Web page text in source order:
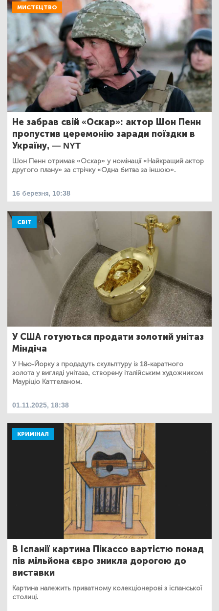
МИСТЕЦТВО
Не забрав свій «Оскар»: актор Шон Пенн
пропустив церемонію заради поїздки в
Україну, — NYT
Шон Пенн отримав «Оскар» у номінації «Найкращий актор
другого плану» за стрічку «Одна битва за іншою».
16 березня, 10:38
СВІТ
У США готуються продати золотий унітаз
Міндіча
У Нью-Йорку з продадуть скульптуру із 18-каратного
золота у вигляді унітаза, створену італійським художником
Мауріціо Каттеланом.
01.11.2025, 18:38
КРИМІНАЛ
В Іспанії картина Пікассо вартістю понад
пів мільйона євро зникла дорогою до
виставки
Картина належить приватному колекціонерові з іспанської
столиці.